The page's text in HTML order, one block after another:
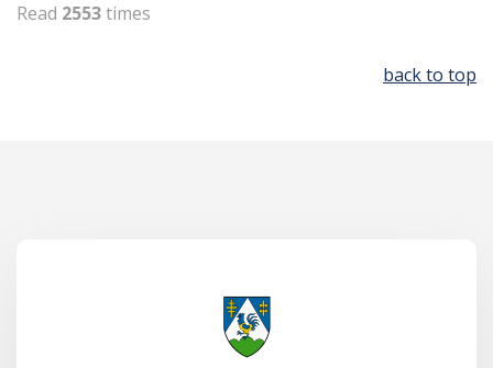
Read 2553times
back to top